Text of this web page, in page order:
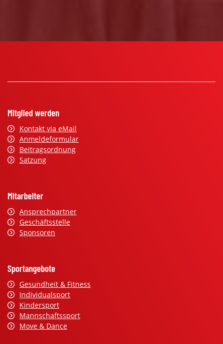
Mitglied werden
Kontakt via eMail
Anmeldeformular
Beitragsordnung
Satzung
Mitarbeiter
Ansprechpartner
Geschäftsstelle
Sponsoren
Sportangebote
Gesundheit & Fitness
Individualsport
Kindersport
Mannschaftssport
Move & Dance